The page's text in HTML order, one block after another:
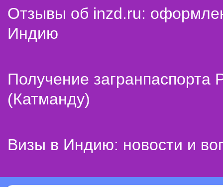
Отзывы об inzd.ru:
Индию
Получение
(Катманду)
Визы в Индию: новости и